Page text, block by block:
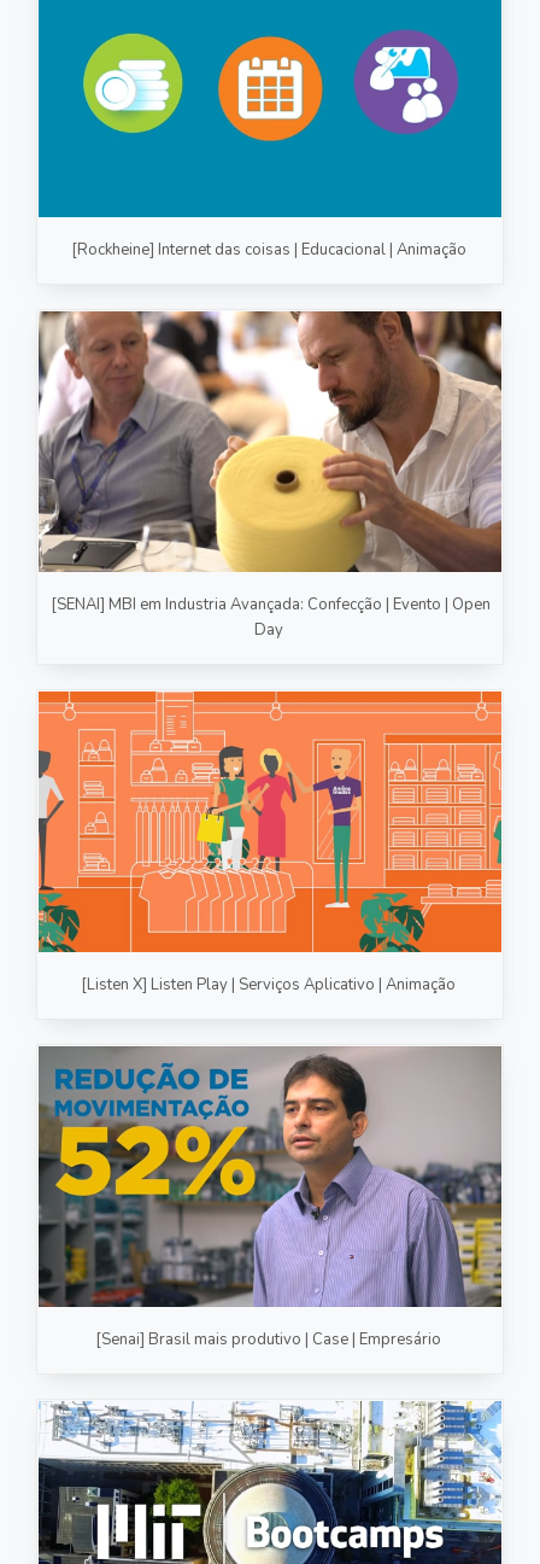
[Rockheine] Internet das coisas | Educacional | Animação
[SENAI] MBI em Industria Avançada: Confecção | Evento | Open
Day
[Listen X] Listen Play | Serviços Aplicativo | Animação
[Senai] Brasil mais produtivo | Case | Empresário